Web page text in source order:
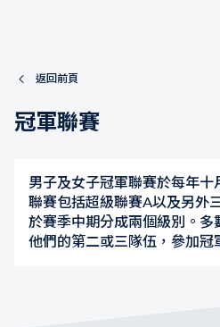
返回前頁
冠軍聯賽
男子及女子冠軍聯賽於每年
聯賽包括超級聯賽A以及另外
於賽季中期分成兩個級別。
他們的第二或三隊伍，參加冠